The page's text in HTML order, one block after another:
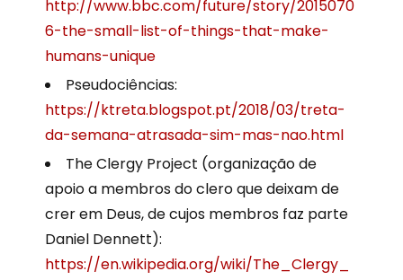
http://www.bbc.com/future/story/2015070
6-the-small-list-of-things-that-make-
humans-unique
Pseudociências:
https://ktreta.blogspot.pt/2018/03/treta-
da-semana-atrasada-sim-mas-nao.html
The Clergy Project (organização de
apoio a membros do clero que deixam de
crer em Deus, de cujos membros faz parte
Daniel Dennett):
https://en.wikipedia.org/wiki/The_Clergy_